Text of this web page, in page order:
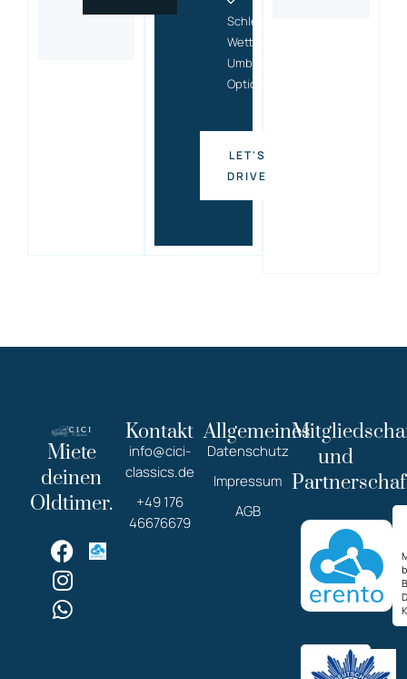
Schlecht-
Wetter-
Umbuchungs
Option
LET'S
DRIVE
Miete
deinen
Oldtimer.
Kontakt
info@cici-
classics.de
+49 176
46676679
Allgemeines
Datenschutz
Impressum
AGB
und